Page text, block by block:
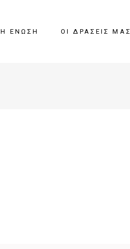
Η ΈΝΩΣΗ ΟΙ ΔΡΆΣΕΙΣ ΜΑΣ